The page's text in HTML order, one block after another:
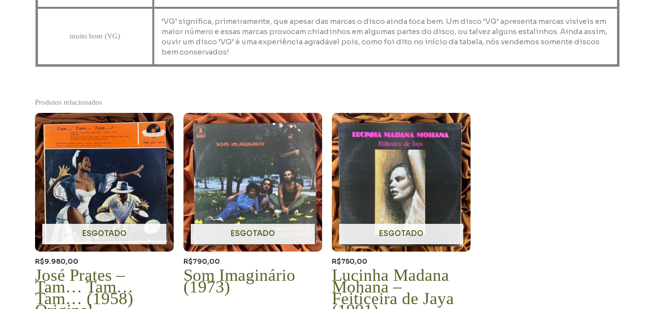
muito bom (VG)
‘VG’ significa, primeiramente, que apesar das marcas o disco ainda toca bem. Um disco ‘VG’ apresenta marcas visíveis em
maior número e essas marcas provocam chiadinhos em algumas partes do disco, ou talvez alguns estalinhos. Ainda assim,
ouvir um disco ‘VG’ é uma experiência agradável pois, como foi dito no início da tabela, nós vendemos somente discos
bem conservados!
Produtos relacionados
ESGOTADO
R$9.980,00
José Prates –
Tam… Tam…
Tam… (1958)
ESGOTADO
R$790,00
Som Imaginário
(1973)
ESGOTADO
R$750,00
Lucinha Madana
Mohana –
Feiticeira de Jaya